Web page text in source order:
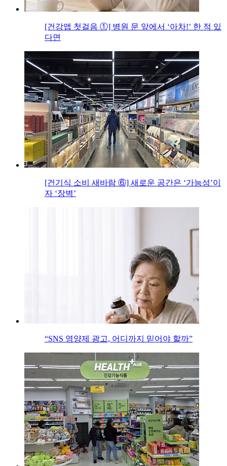
[건강앱 첫걸음 ①] 병원 문 앞에서 ‘아차!’ 한 적 있
다면
[건기식 소비 새바람 ⑥] 새로운 공간은 ‘가능성’이
자 ‘장벽’
“SNS 영양제 광고, 어디까지 믿어야 할까”